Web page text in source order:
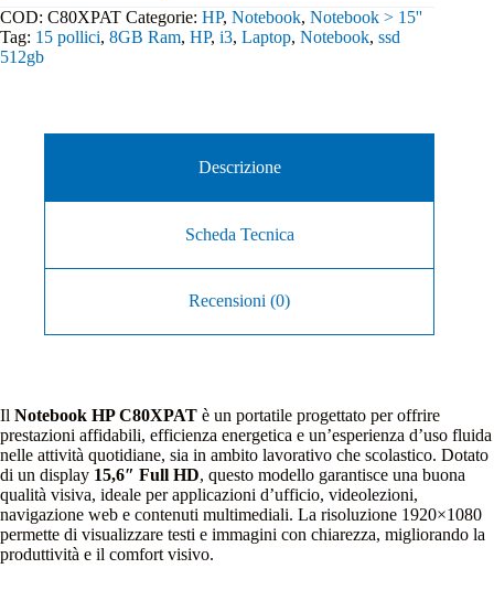
COD: C80XPAT Categorie: HP, Notebook, Notebook > 15''
Tag: 15 pollici, 8GB Ram, HP, i3, Laptop, Notebook, ssd
512gb
Descrizione
Scheda Tecnica
Recensioni (0)
Il Notebook HP C80XPAT è un portatile progettato per offrire
prestazioni affidabili, efficienza energetica e un’esperienza d’uso fluida
nelle attività quotidiane, sia in ambito lavorativo che scolastico. Dotato
di un display 15,6″ Full HD, questo modello garantisce una buona
qualità visiva, ideale per applicazioni d’ufficio, videolezioni,
navigazione web e contenuti multimediali. La risoluzione 1920×1080
permette di visualizzare testi e immagini con chiarezza, migliorando la
produttività e il comfort visivo.